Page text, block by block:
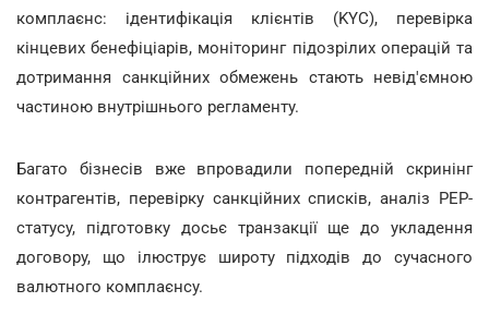
комплаєнс: ідентифікація клієнтів (KYC), перевірка
кінцевих бенефіціарів, моніторинг підозрілих операцій та
дотримання санкційних обмежень стають невід'ємною
частиною внутрішнього регламенту.
Багато бізнесів вже впровадили попередній скринінг
контрагентів, перевірку санкційних списків, аналіз PEP-
статусу, підготовку досьє транзакції ще до укладення
договору, що ілюструє широту підходів до сучасного
валютного комплаєнсу.